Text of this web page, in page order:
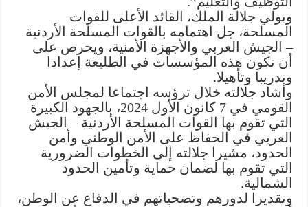
ويولي جلالة الملك، القائد الأعلى للقوات
المسلحة، جل اهتمامه بالقوات المسلحة الأردنية
– الجيش العربي والأجهزة الأمنية، ويحرص على
أن تكون هذه المؤسسات في الطليعة إعدادا
وتدريبا وتأهيلا.
وأشاد جلالته خلال ترؤسه اجتماعا لمجلس الأمن
القومي في 7 كانون الأول 2024، بالجهود الكبيرة
التي تقوم بها القوات المسلحة الأردنية – الجيش
العربي في الحفاظ على الأمن الوطني وأمن
الحدود، مشيرا جلالته إلى الخطوات الضرورية
التي تقوم بها لضمان حماية وتأمين الحدود
الشمالية.
وتقديرا لدورهم وتضحياتهم في الدفاع عن الوطن،